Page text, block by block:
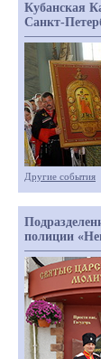
Кубанская
Санкт-
Другие события
полиции